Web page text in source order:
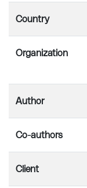
Country
Organization
Author
Co-authors
Client